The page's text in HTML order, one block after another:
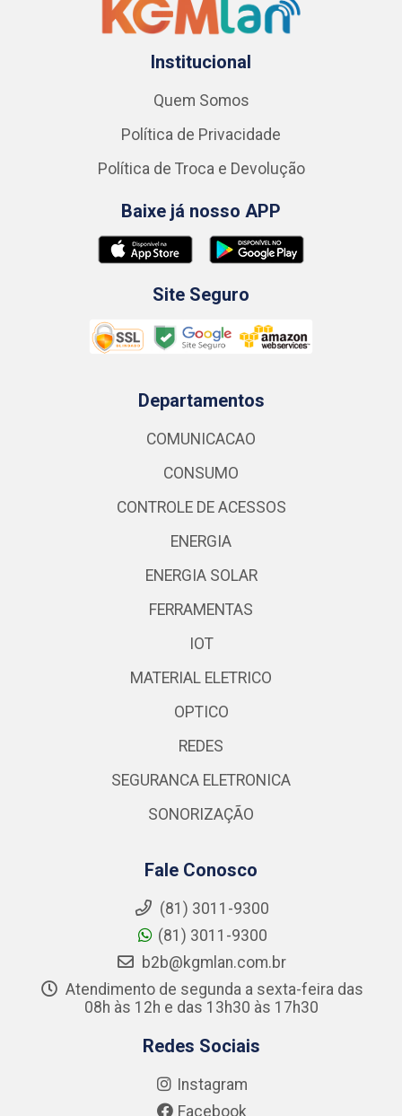
Institucional
Quem Somos
Política de Privacidade
Política de Troca e Devolução
Baixe já nosso APP
Site Seguro
Departamentos
COMUNICACAO
CONSUMO
CONTROLE DE ACESSOS
ENERGIA
ENERGIA SOLAR
FERRAMENTAS
IOT
MATERIAL ELETRICO
OPTICO
REDES
SEGURANCA ELETRONICA
SONORIZAÇÃO
Fale Conosco
(81) 3011-9300
(81) 3011-9300
b2b@kgmlan.com.br
Atendimento de segunda a sexta-feira das
08h às 12h e das 13h30 às 17h30
Redes Sociais
Instagram
Facebook